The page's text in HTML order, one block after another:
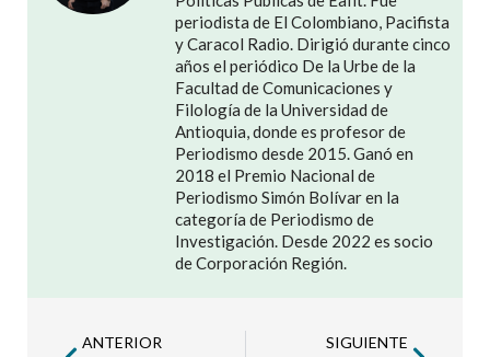
periodista de El Colombiano, Pacifista
y Caracol Radio. Dirigió durante cinco
años el periódico De la Urbe de la
Facultad de Comunicaciones y
Filología de la Universidad de
Antioquia, donde es profesor de
Periodismo desde 2015. Ganó en
2018 el Premio Nacional de
Periodismo Simón Bolívar en la
categoría de Periodismo de
Investigación. Desde 2022 es socio
de Corporación Región.
ANTERIOR SIGUIENTE